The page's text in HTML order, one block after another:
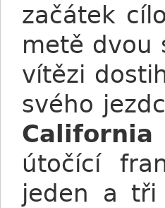
začátek
metě dvou
vítězi
svého
California
útočící
jeden a tři